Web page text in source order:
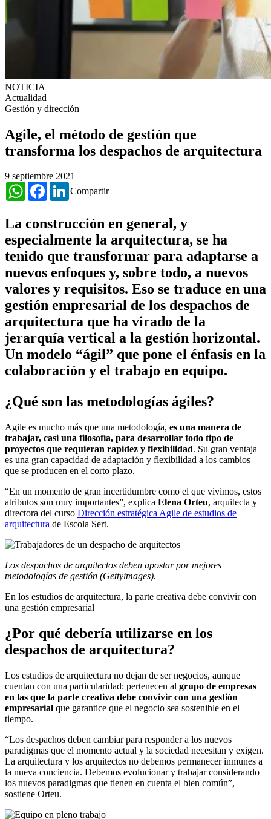
NOTICIA |
Actualidad
Gestión y dirección
​Agile, el método de gestión que
transforma los despachos de arquitectura
9 septiembre 2021
Compartir
WhatsAppFacebookLinkedIn
La construcción en general, y
especialmente la arquitectura, se ha
tenido que transformar para adaptarse a
nuevos enfoques y, sobre todo, a nuevos
valores y requisitos. Eso se traduce en una
gestión empresarial de los despachos de
arquitectura que ha virado de la
jerarquía vertical a la gestión horizontal.
Un modelo “ágil” que pone el énfasis en la
colaboración y el trabajo en equipo.
¿Qué son las metodologías ágiles?
Agile es mucho más que una metodología, es una manera de
trabajar, casi una filosofía, para desarrollar todo tipo de
proyectos que requieran rapidez y flexibilidad. Su gran ventaja
es una gran capacidad de adaptación y flexibilidad a los cambios
que se producen en el corto plazo.
“En un momento de gran incertidumbre como el que vivimos, estos
atributos son muy importantes”, explica Elena Orteu, arquitecta y
directora del curso Dirección estratégica Agile de estudios de
arquitectura de Escola Sert.
Los despachos de arquitectos deben apostar por mejores
metodologías de gestión (Gettyimages).
En los estudios de arquitectura, la parte creativa debe convivir con
una gestión empresarial
​¿Por qué debería utilizarse en los
despachos de arquitectura?
Los estudios de arquitectura no dejan de ser negocios, aunque
cuentan con una particularidad: pertenecen al grupo de empresas
en las que la parte creativa debe convivir con una gestión
empresarial que garantice que el negocio sea sostenible en el
tiempo.
“Los despachos deben cambiar para responder a los nuevos
paradigmas que el momento actual y la sociedad necesitan y exigen.
La arquitectura y los arquitectos no debemos permanecer inmunes a
la nueva conciencia. Debemos evolucionar y trabajar considerando
los nuevos paradigmas que tienen en cuenta el bien común”,
sostiene Orteu.